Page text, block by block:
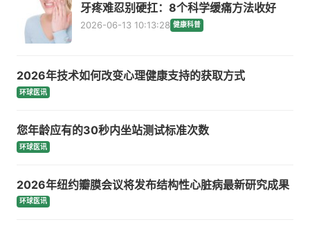
牙疼难忍别硬扛：8个科学缓痛方法收好
2026-06-13 10:13:28 健康科普
2026年技术如何改变心理健康支持的获取方式
环球医讯
您年龄应有的30秒内坐站测试标准次数
环球医讯
2026年纽约瓣膜会议将发布结构性心脏病最新研究成果
环球医讯